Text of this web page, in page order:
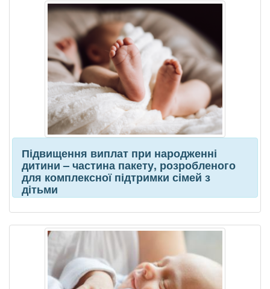
Підвищення виплат при народженні
дитини – частина пакету, розробленого
для комплексної підтримки сімей з
дітьми